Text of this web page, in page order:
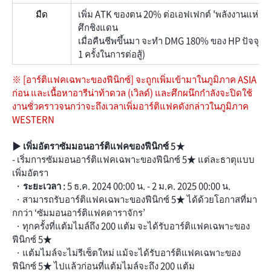
มืด
เพิ่ม ATK ของตน 20% ต่อเอฟเฟกต์ 'พลังงานแห่
ศึกชิงแดน
เมื่อคืนชีพขึ้นมา จะทำ DMG 180% ของ HP ปัจจุ
1 ครั้งในการต่อสู้)
※ [อาร์ติแฟคเฉพาะของฟีนิกซ์] จะถูกเพิ่มเข้ามาในภูมิภาค ASIA
ก่อน และเนื้อหาอารีน่าท้าดวล (เวิลด์) และศึกผนึกกำลังจะปิดใช้
งานชั่วคราวจนกว่าจะถึงเวลาเพิ่มอาร์ติแฟคดังกล่าวในภูมิภาค
WESTERN
▶ เพิ่มอัตราซัมมอนอาร์ติแฟคของฟีนิกซ์ 5★
- เริ่มการซัมมอนอาร์ติแฟคเฉพาะของฟีนิกซ์ 5★ แต่ละธาตุแบบ
เพิ่มอัตรา
· ระยะเวลา :5 ธ.ค. 2024 00:00 น. - 2 ม.ค. 2025 00:00 น.
· สามารถรับอาร์ติแฟคเฉพาะของฟีนิกซ์ 5★ ได้ด้วยโอกาสที่มา
กกว่า ‘ซัมมอนอาร์ติแฟคดาราจักร’
· ทุกครั้งที่แต้มไมล์ถึง 200 แต้ม จะได้รับอาร์ติแฟคเฉพาะของ
ฟีนิกซ์ 5★
· แต้มไมล์จะไม่รีเซ็ตใหม่ แม้จะได้รับอาร์ติแฟคเฉพาะของ
ฟีนิกซ์ 5★ ไปแล้วก่อนที่แต้มไมล์จะถึง 200 แต้ม